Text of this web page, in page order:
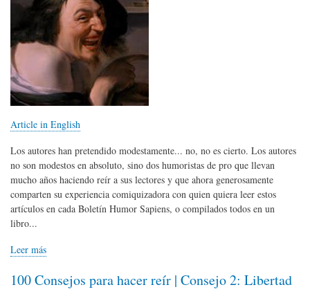
Article in English
Los autores han pretendido modestamente... no, no es cierto. Los autores
no son modestos en absoluto, sino dos humoristas de pro que llevan
mucho años haciendo reír a sus lectores y que ahora generosamente
comparten su experiencia comiquizadora con quien quiera leer estos
artículos en cada Boletín Humor Sapiens, o compilados todos en un
libro...
Leer más
100 Consejos para hacer reír | Consejo 2: Libertad